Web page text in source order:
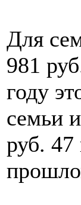
Для
981
году
семьи
руб. 47